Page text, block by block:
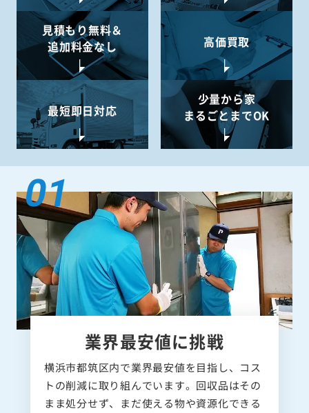
見積もり無料＆
追加料金なし
高価買取
最短即日対応
少量から家
まるごとまでOK
業界最安値に挑戦
横浜市都筑区内で業界最安値を目指し、コス
トの削減に取り組んでいます。回収品はその
まま処分せず、まだ使える物や資源化できる